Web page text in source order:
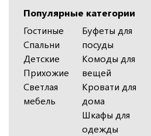
Популярные категории
Гостиные
Спальни
Детские
Прихожие
Светлая
мебель
Буфеты для
посуды
Комоды для
вещей
Кровати для
дома
Шкафы для
одежды